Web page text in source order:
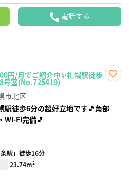
電話する
円/月でご紹介中✨札幌駅徒歩
号室(No.725419)
録
市北区
駅徒歩6分の超好立地です🎵角部
Wi-Fi完備🎵
駅」徒歩16分
23.74m²